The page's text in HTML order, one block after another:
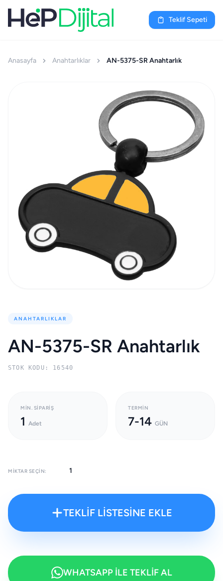
Teklif Sepeti
Anasayfa Anahtarlıklar AN-5375-SR Anahtarlık
ANAHTARLIKLAR
AN-5375-SR Anahtarlık
STOK KODU: 16540
MIN. SIPARIŞ
1 Adet
TERMIN
7-14 GÜN
MIKTAR SEÇIN:
TEKLİF LİSTESİNE EKLE
WHATSAPP İLE TEKLİF AL